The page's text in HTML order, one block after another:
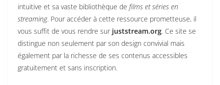
intuitive et sa vaste bibliothèque de films et séries en
streaming. Pour accéder à cette ressource prometteuse, il
vous suffit de vous rendre sur juststream.org. Ce site se
distingue non seulement par son design convivial mais
également par la richesse de ses contenus accessibles
gratuitement et sans inscription.